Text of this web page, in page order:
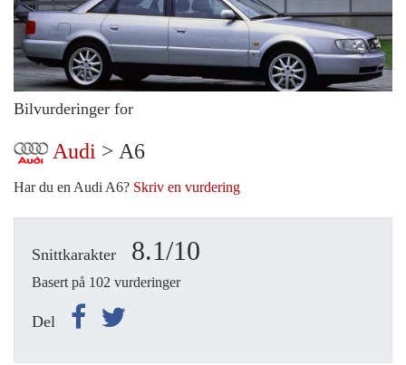
Bilvurderinger for
Audi > A6
Har du en Audi A6? Skriv en vurdering
Snittkarakter 8.1/10
Basert på 102 vurderinger
Del